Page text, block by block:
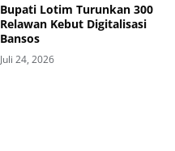
Bupati Lotim Turunkan 300
Relawan Kebut Digitalisasi
Bansos
Juli 24, 2026